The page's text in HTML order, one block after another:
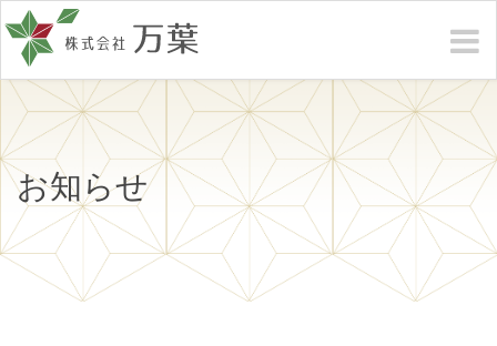
お知らせ